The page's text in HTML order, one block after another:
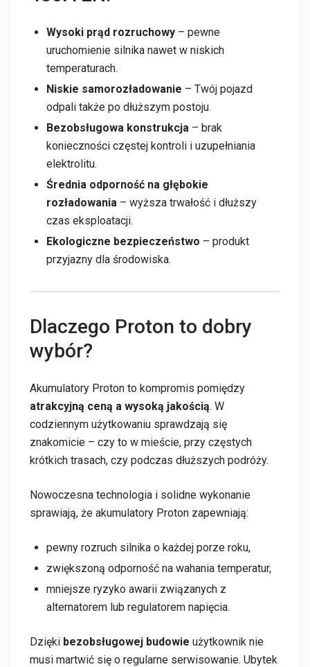
Wysoki prąd rozruchowy – pewne
uruchomienie silnika nawet w niskich
temperaturach.
Niskie samorozładowanie – Twój pojazd
odpali także po dłuższym postoju.
Bezobsługowa konstrukcja – brak
konieczności częstej kontroli i uzupełniania
elektrolitu.
Średnia odporność na głębokie
rozładowania – wyższa trwałość i dłuższy
czas eksploatacji.
Ekologiczne bezpieczeństwo – produkt
przyjazny dla środowiska.
Dlaczego Proton to dobry
wybór?
Akumulatory Proton to kompromis pomiędzy
atrakcyjną ceną a wysoką jakością. W
codziennym użytkowaniu sprawdzają się
znakomicie – czy to w mieście, przy częstych
krótkich trasach, czy podczas dłuższych podróży.
Nowoczesna technologia i solidne wykonanie
sprawiają, że akumulatory Proton zapewniają:
pewny rozruch silnika o każdej porze roku,
zwiększoną odporność na wahania temperatur,
mniejsze ryzyko awarii związanych z
alternatorem lub regulatorem napięcia.
Dzięki bezobsługowej budowie użytkownik nie
musi martwić się o regularne serwisowanie. Ubytek